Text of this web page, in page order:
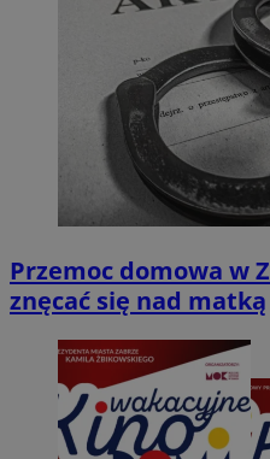
Przemoc domowa w
znęcać się nad matką